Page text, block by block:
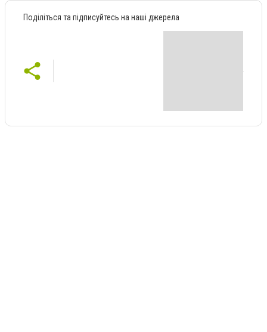
Поділіться та підписуйтесь на наші джерела